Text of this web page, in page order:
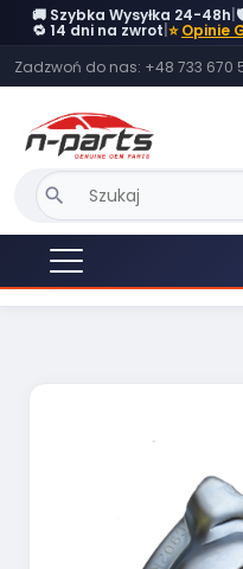
🚚 Szybka Wysyłka 24-48h
🔁 14 dni na zwrot ⭐Opinie
Zadzwoń do nas: +48 733 670
search